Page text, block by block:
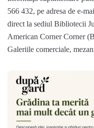
566 432, pe adresa de e-
direct la sediul Bibliotecii
American Corner Corner
Galeriile comerciale,